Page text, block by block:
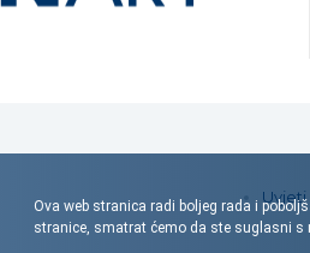
Ova web stranica radi boljeg rada i
stranice, smatrat ćemo da ste suglasni s